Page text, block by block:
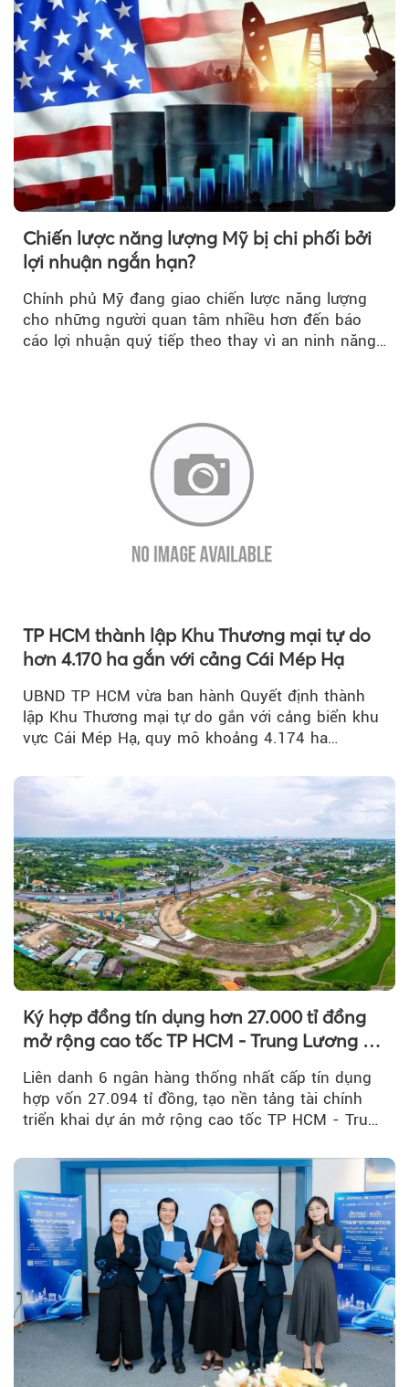
Chiến lược năng lượng Mỹ bị chi phối bởi
lợi nhuận ngắn hạn?
Chính phủ Mỹ đang giao chiến lược năng lượng
cho những người quan tâm nhiều hơn đến báo
cáo lợi nhuận quý tiếp theo thay vì an ninh năng
TP HCM thành lập Khu Thương mại tự do
hơn 4.170 ha gắn với cảng Cái Mép Hạ
UBND TP HCM vừa ban hành Quyết định thành
lập Khu Thương mại tự do gắn với cảng biển khu
vực Cái Mép Hạ, quy mô khoảng 4.174 ha…
Ký hợp đồng tín dụng hơn 27.000 tỉ đồng
mở rộng cao tốc TP HCM - Trung Lương -
Liên danh 6 ngân hàng thống nhất cấp tín dụng
hợp vốn 27.094 tỉ đồng, tạo nền tảng tài chính
triển khai dự án mở rộng cao tốc TP HCM - Trung
kết nối TP HCM với Đồng bằng sông Cửu Long.